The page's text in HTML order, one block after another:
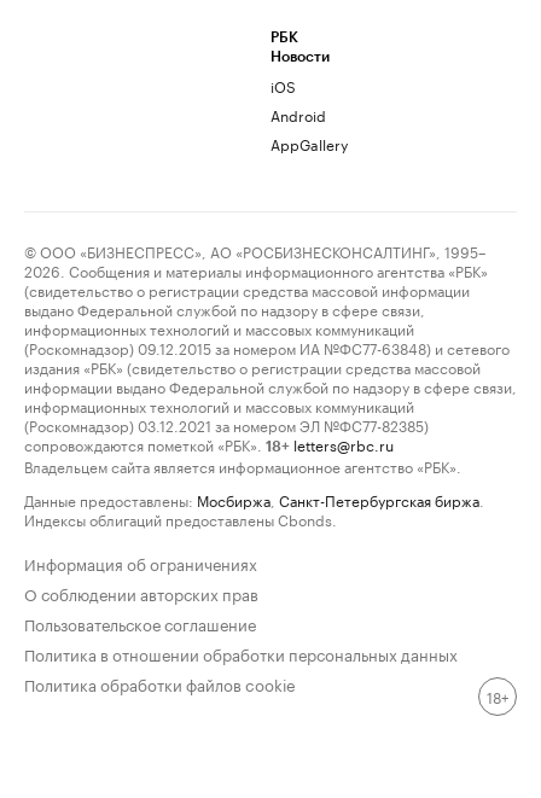
РБК
Новости
iOS
Android
AppGallery
© ООО «БИЗНЕСПРЕСС», АО «РОСБИЗНЕСКОНСАЛТИНГ», 1995–
2026. Сообщения и материалы информационного агентства «РБК»
(свидетельство о регистрации средства массовой информации
выдано Федеральной службой по надзору в сфере связи,
информационных технологий и массовых коммуникаций
(Роскомнадзор) 09.12.2015 за номером ИА №ФС77-63848) и сетевого
издания «РБК» (свидетельство о регистрации средства массовой
информации выдано Федеральной службой по надзору в сфере связи,
информационных технологий и массовых коммуникаций
(Роскомнадзор) 03.12.2021 за номером ЭЛ №ФС77-82385)
сопровождаются пометкой «РБК».
18+ letters@rbc.ru
Владельцем сайта является информационное агентство «РБК».
Данные предоставлены: Мосбиржа Санкт-Петербургская биржа
Индексы облигаций предоставлены Cbonds.
Информация об ограничениях
О соблюдении авторских прав
Пользовательское соглашение
Политика в отношении обработки персональных данных
Политика обработки файлов cookie
18+